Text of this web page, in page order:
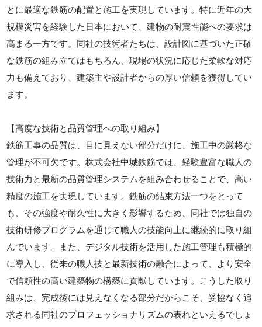
とに最適な鉄筋の配置と施工を実現しています。特に近年の大
規模災害を経験した日本において、建物の耐震性能への要求は
高まる一方です。同社の技術者たちは、設計図に基づいた正確
な鉄筋の組み立てはもちろん、現場の状況に応じた柔軟な対応
力も備えており、建築主や設計者からの厚い信頼を獲得してい
ます。
【高度な技術と品質管理への取り組み】
鉄筋工事の品質は、目に見えない部分だけに、施工中の厳格な
管理が不可欠です。株式会社中城鉄筋では、経験豊富な職人の
技術力と最新の品質管理システムを組み合わせることで、高い
精度の施工を実現しています。鉄筋の結束方法一つをとって
も、その強度や耐久性に大きく影響するため、同社では独自の
技術研修プログラムを通じて職人の技能向上に継続的に取り組
んでいます。また、デジタル技術を活用した施工管理も積極的
に導入し、従来の職人技と最新技術の融合によって、より安全
で信頼性の高い建築物の構築に貢献しています。こうした取り
組みは、完成後には見えなくなる部分だからこそ、妥協なく追
求される同社のプロフェッショナリズムの表れといえるでしょ